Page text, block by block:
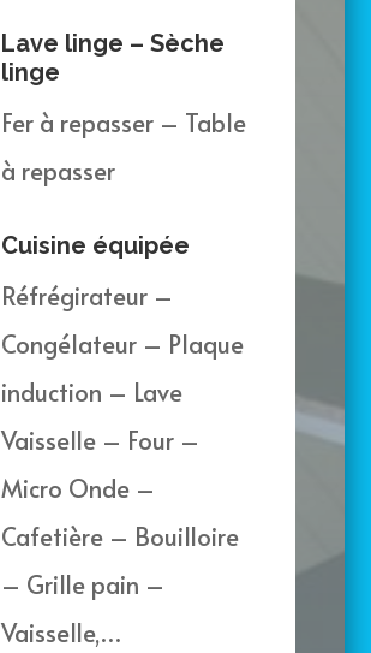
Lave linge – Sèche
linge
Fer à repasser – Table
à repasser
Cuisine équipée
Réfrégirateur –
Congélateur – Plaque
induction – Lave
Vaisselle – Four –
Micro Onde –
Cafetière – Bouilloire
– Grille pain –
Vaisselle,…